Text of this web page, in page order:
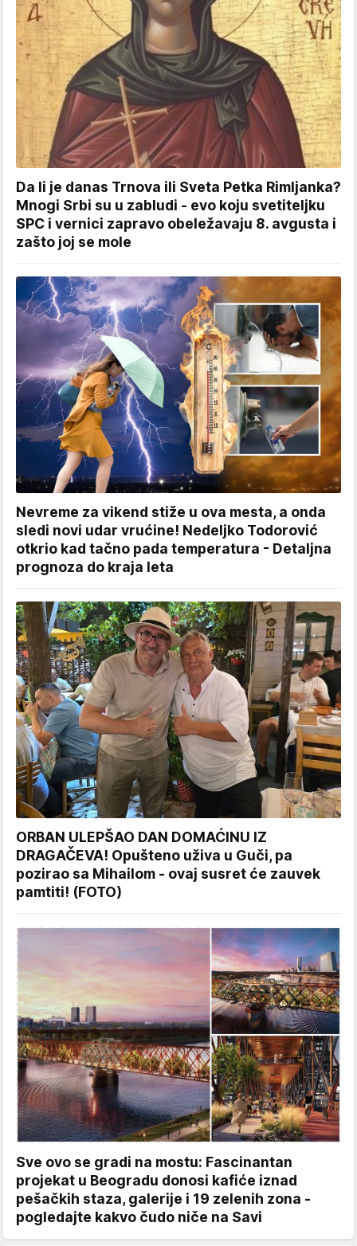
Da li je danas Trnova ili Sveta Petka Rimljanka?
Mnogi Srbi su u zabludi - evo koju svetiteljku
SPC i vernici zapravo obeležavaju 8. avgusta i
zašto joj se mole
Nevreme za vikend stiže u ova mesta, a onda
sledi novi udar vrućine! Nedeljko Todorović
otkrio kad tačno pada temperatura - Detaljna
prognoza do kraja leta
ORBAN ULEPŠAO DAN DOMAĆINU IZ
DRAGAČEVA! Opušteno uživa u Guči, pa
pozirao sa Mihailom - ovaj susret će zauvek
pamtiti! (FOTO)
Sve ovo se gradi na mostu: Fascinantan
projekat u Beogradu donosi kafiće iznad
pešačkih staza, galerije i 19 zelenih zona -
pogledajte kakvo čudo niče na Savi